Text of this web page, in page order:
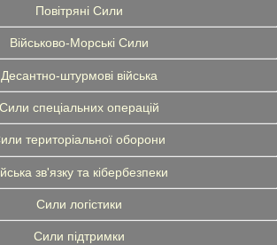
Повітряні Сили
Військово-Морські Сили
Десантно-штурмові війська
Сили спеціальних операцій
територіальної оборони
зв'язку та кібербезпеки
Сили логістики
Сили підтримки